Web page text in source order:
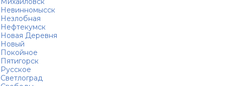
Невинномысск
Незлобная
Нефтекумск
Новая Деревня
Новый
Покойное
Пятигорск
Русское
Светлоград